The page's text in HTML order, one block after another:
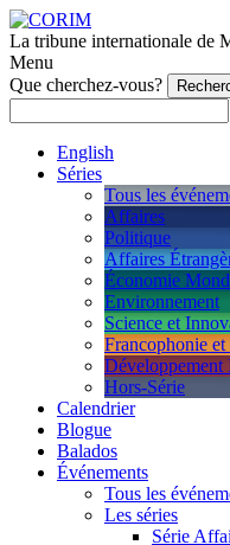
La tribune internationale de
Menu
Que cherchez-vous?
English
Séries
Tous les
Affaires
Politique
Affaires
Économie
Environnement
Science et
Francophonie
Développement
Hors-Série
Calendrier
Blogue
Balados
Événements
Tous les
Les séries
Série